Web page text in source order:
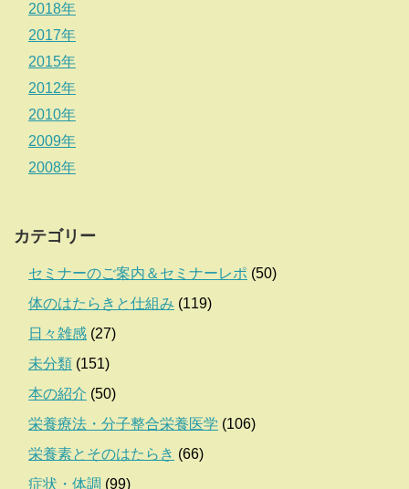
2018年
2017年
2015年
2012年
2010年
2009年
2008年
カテゴリー
セミナーのご案内＆セミナーレポ (50)
体のはたらきと仕組み (119)
日々雑感 (27)
未分類 (151)
本の紹介 (50)
栄養療法・分子整合栄養医学 (106)
栄養素とそのはたらき (66)
症状・体調 (99)